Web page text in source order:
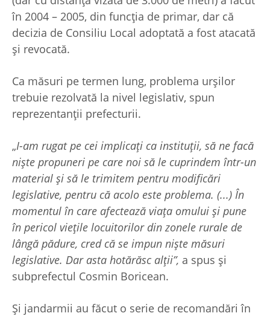
în 2004 – 2005, din funcția de primar, dar că
decizia de Consiliu Local adoptată a fost atacată
și revocată.
Ca măsuri pe termen lung, problema urșilor
trebuie rezolvată la nivel legislativ, spun
reprezentanții prefecturii.
„I-am rugat pe cei implicați ca instituții, să ne facă
niște propuneri pe care noi să le cuprindem într-un
material și să le trimitem pentru modificări
legislative, pentru că acolo este problema. (...) În
momentul în care afectează viața omului și pune
în pericol viețile locuitorilor din zonele rurale de
lângă pădure, cred că se impun niște măsuri
legislative. Dar asta hotărăsc alții”, a spus și
subprefectul Cosmin Boricean.
Și jandarmii au făcut o serie de recomandări în